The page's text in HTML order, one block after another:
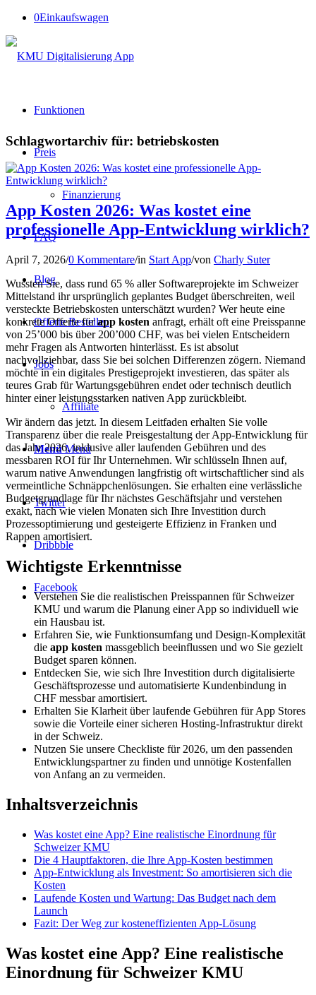
0Einkaufswagen
Funktionen
Preis
Finanzierung
FAQ
Blog
Offerte Bestellen
Jobs
Affiliate
Menü Menü
Twitter
Dribbble
Facebook
Schlagwortarchiv für: betriebskosten
App Kosten 2026: Was kostet eine
professionelle App-Entwicklung wirklich?
April 7, 2026/0 Kommentare/in Start App/von Charly Suter
Wussten Sie, dass rund 65 % aller Softwareprojekte im Schweizer
Mittelstand ihr ursprünglich geplantes Budget überschreiten, weil
versteckte Betriebskosten unterschätzt wurden? Wer heute eine
konkrete Offerte fürapp kosten anfragt, erhält oft eine Preisspanne
von 25’000 bis über 200’000 CHF, was bei vielen Entscheidern
mehr Fragen als Antworten hinterlässt. Es ist absolut
nachvollziehbar, dass Sie bei solchen Differenzen zögern. Niemand
möchte in ein digitales Prestigeprojekt investieren, das später als
teures Grab für Wartungsgebühren endet oder technisch deutlich
hinter einer leistungsstarken nativen App zurückbleibt.
Wir ändern das jetzt. In diesem Leitfaden erhalten Sie volle
Transparenz über die reale Preisgestaltung der App-Entwicklung für
das Jahr 2026, inklusive aller laufenden Gebühren und des
messbaren ROI für Ihr Unternehmen. Wir schlüsseln Ihnen auf,
warum native Anwendungen langfristig oft wirtschaftlicher sind als
vermeintliche Schnäppchenlösungen. Sie erhalten eine verlässliche
Budgetgrundlage für Ihr nächstes Geschäftsjahr und verstehen
exakt, nach wie vielen Monaten sich Ihre Investition durch
Prozessoptimierung und gesteigerte Effizienz in Franken und
Rappen amortisiert.
Wichtigste Erkenntnisse
Verstehen Sie die realistischen Preisspannen für Schweizer
KMU und warum die Planung einer App so individuell wie
ein Hausbau ist.
Erfahren Sie, wie Funktionsumfang und Design-Komplexität
die app kosten massgeblich beeinflussen und wo Sie gezielt
Budget sparen können.
Entdecken Sie, wie sich Ihre Investition durch digitalisierte
Geschäftsprozesse und automatisierte Kundenbindung in
CHF messbar amortisiert.
Erhalten Sie Klarheit über laufende Gebühren für App Stores
sowie die Vorteile einer sicheren Hosting-Infrastruktur direkt
in der Schweiz.
Nutzen Sie unsere Checkliste für 2026, um den passenden
Entwicklungspartner zu finden und unnötige Kostenfallen
von Anfang an zu vermeiden.
Inhaltsverzeichnis
Was kostet eine App? Eine realistische Einordnung für
Schweizer KMU
Die 4 Hauptfaktoren, die Ihre App-Kosten bestimmen
App-Entwicklung als Investment: So amortisieren sich die
Kosten
Laufende Kosten und Wartung: Das Budget nach dem
Launch
Fazit: Der Weg zur kosteneffizienten App-Lösung
Was kostet eine App? Eine realistische
Einordnung für Schweizer KMU